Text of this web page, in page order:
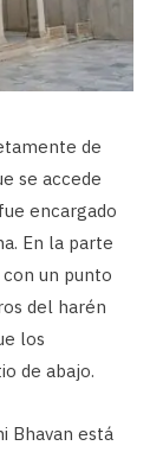
de
se accede
encargado
En la parte
un punto
del harén
los
de abajo.
Bhavan está